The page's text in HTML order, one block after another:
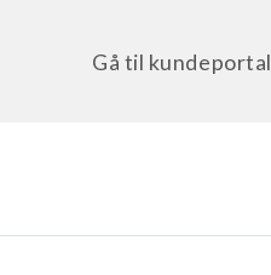
Gå til kundeportal